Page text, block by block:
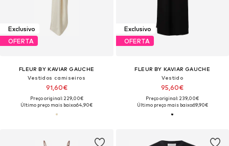
Exclusivo
OFERTA
FLEUR BY KAVIAR GAUCHE
Vestidos camiseiros
91,60€
Preço original: 229,00€
Último preço mais baixo:64,90€
Exclusivo
OFERTA
FLEUR BY KAVIAR GAUCHE
Vestido
95,60€
Preço original: 239,00€
Último preço mais baixo:69,90€